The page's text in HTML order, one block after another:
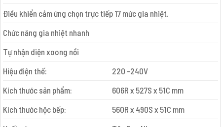
Điều khiển cảm ứng chọn trực tiếp 17 mức gia nhiệt.
Chức năng gia nhiệt nhanh
Tự nhận diện xoong nồi
Hiệu điện thế:
220 -240V
Kích thước sản phẩm:
606R x 527S x 51C mm
Kích thước hộc bếp:
560R x 490S x 51C mm